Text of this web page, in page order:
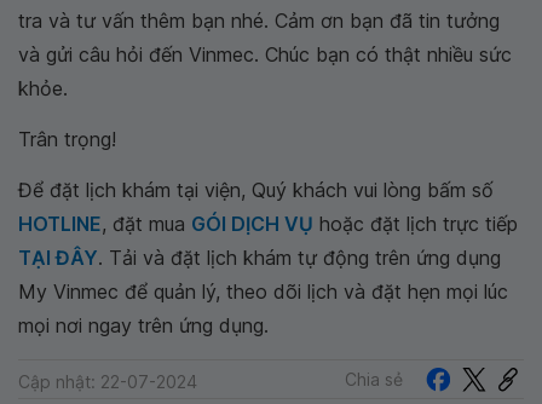
tra và tư vấn thêm bạn nhé. Cảm ơn bạn đã tin tưởng
và gửi câu hỏi đến Vinmec. Chúc bạn có thật nhiều sức
khỏe.
Trân trọng!
Để đặt lịch khám tại viện, Quý khách vui lòng bấm số
HOTLINE, đặt mua GÓI DỊCH VỤ hoặc đặt lịch trực tiếp
TẠI ĐÂY. Tải và đặt lịch khám tự động trên ứng dụng
My Vinmec để quản lý, theo dõi lịch và đặt hẹn mọi lúc
mọi nơi ngay trên ứng dụng.
Cập nhật: 22-07-2024 Chia sẻ